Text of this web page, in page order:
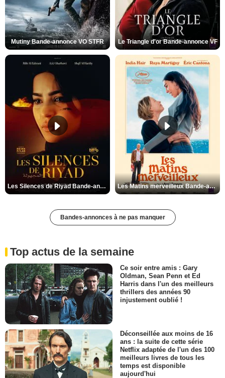
Mutiny Bande-annonce VO STFR Le Triangle d'or Bande-annonce VF
Les Silences de Riyad Bande-annonce VO STFR Les Matins merveilleux Bande-annonce VF
Bandes-annonces à ne pas manquer
Top actus de la semaine
Ce soir entre amis : Gary
Oldman, Sean Penn et Ed
Harris dans l'un des meilleurs
thrillers des années 90
injustement oublié !
Déconseillée aux moins de 16
ans : la suite de cette série
Netflix adaptée de l'un des 100
meilleurs livres de tous les
temps est disponible
aujourd'hui